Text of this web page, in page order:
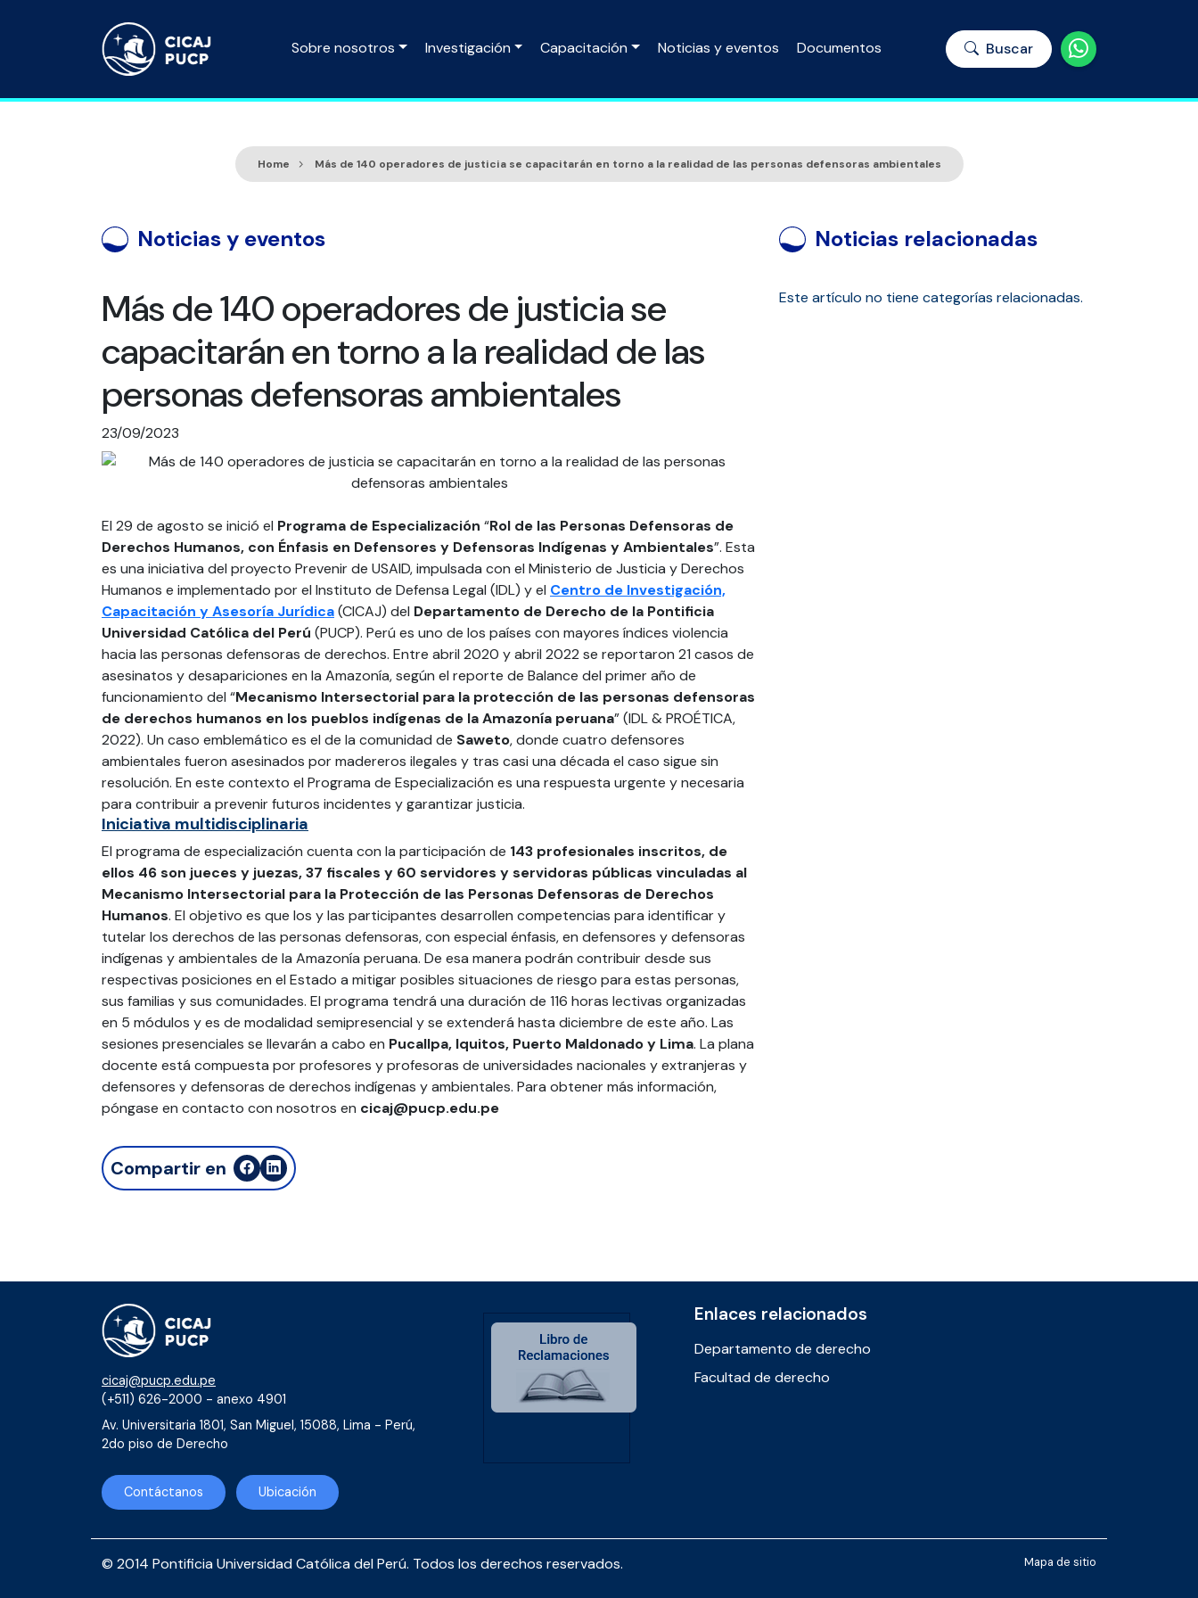
Sobre nosotros Investigación Capacitación Noticias y eventos Documentos Buscar
Home Más de 140 operadores de justicia se capacitarán en torno a la realidad de las personas defensoras ambientales
Noticias y eventos
Más de 140 operadores de justicia se
capacitarán en torno a la realidad de las
personas defensoras ambientales
23/09/2023
El 29 de agosto se inició el Programa de Especialización “Rol de las Personas Defensoras de
Derechos Humanos, con Énfasis en Defensores y Defensoras Indígenas y Ambientales”. Esta
es una iniciativa del proyecto Prevenir de USAID, impulsada con el Ministerio de Justicia y Derechos
Humanos e implementado por el Instituto de Defensa Legal (IDL) y el Centro de Investigación,
Capacitación y Asesoría Jurídica(CICAJ) del Departamento de Derecho de la Pontificia
Universidad Católica del Perú (PUCP). Perú es uno de los países con mayores índices violencia
hacia las personas defensoras de derechos. Entre abril 2020 y abril 2022 se reportaron 21 casos de
asesinatos y desapariciones en la Amazonía, según el reporte de Balance del primer año de
funcionamiento del “Mecanismo Intersectorial para la protección de las personas defensoras
de derechos humanos en los pueblos indígenas de la Amazonía peruana” (IDL & PROÉTICA,
2022). Un caso emblemático es el de la comunidad de Saweto, donde cuatro defensores
ambientales fueron asesinados por madereros ilegales y tras casi una década el caso sigue sin
resolución. En este contexto el Programa de Especialización es una respuesta urgente y necesaria
para contribuir a prevenir futuros incidentes y garantizar justicia.
Iniciativa multidisciplinaria
El programa de especialización cuenta con la participación de 143 profesionales inscritos, de
ellos 46 son jueces y juezas, 37 fiscales y 60 servidores y servidoras públicas vinculadas al
Mecanismo Intersectorial para la Protección de las Personas Defensoras de Derechos
Humanos. El objetivo es que los y las participantes desarrollen competencias para identificar y
tutelar los derechos de las personas defensoras, con especial énfasis, en defensores y defensoras
indígenas y ambientales de la Amazonía peruana. De esa manera podrán contribuir desde sus
respectivas posiciones en el Estado a mitigar posibles situaciones de riesgo para estas personas,
sus familias y sus comunidades. El programa tendrá una duración de 116 horas lectivas organizadas
en 5 módulos y es de modalidad semipresencial y se extenderá hasta diciembre de este año. Las
sesiones presenciales se llevarán a cabo en Pucallpa, Iquitos, Puerto Maldonado y Lima. La plana
docente está compuesta por profesores y profesoras de universidades nacionales y extranjeras y
defensores y defensoras de derechos indígenas y ambientales. Para obtener más información,
póngase en contacto con nosotros en cicaj@pucp.edu.pe
Compartir en
Noticias relacionadas
Este artículo no tiene categorías relacionadas.
cicaj@pucp.edu.pe
(+511) 626-2000 - anexo 4901
Av. Universitaria 1801, San Miguel, 15088, Lima - Perú,
2do piso de Derecho
Contáctanos Ubicación
Enlaces relacionados
Departamento de derecho
Facultad de derecho
© 2014 Pontificia Universidad Católica del Perú. Todos los derechos reservados. Mapa de sitio